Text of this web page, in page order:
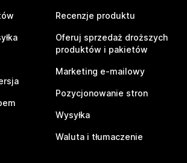
Recenzje produktu
Oferuj sprzedaż droższych
produktów i pakietów
Marketing e-mailowy
Pozycjonowanie stron
Wysyłka
Waluta i tłumaczenie